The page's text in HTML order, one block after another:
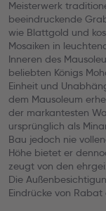
Meisterwerk
beeindruckende
wie Blattgold und
Mosaiken in
Inneren des
beliebten Königs
Einheit und
dem Mausoleum
der markantesten
ursprünglich als
Bau jedoch nie
Höhe bietet er
zeugt von den
Die
Eindrücke von